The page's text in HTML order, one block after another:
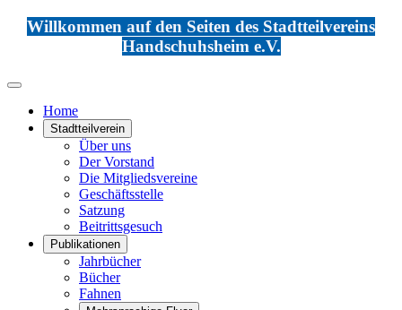
Willkommen auf den Seiten des Stadtteilvereins
Handschuhsheim e.V.
Home
Stadtteilverein
Über uns
Der Vorstand
Die Mitgliedsvereine
Geschäftsstelle
Satzung
Beitrittsgesuch
Publikationen
Jahrbücher
Bücher
Fahnen